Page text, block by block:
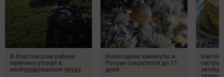
В Апастовском районе
мужчина утонул в
необорудованном пруду
Новогодние каникулы в
России сократятся до 11
дней